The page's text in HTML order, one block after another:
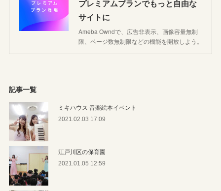
プレミアムプランでもっと自由な
サイトに
Ameba Owndで、広告非表示、画像容量無制
限、ページ数無制限などの機能を開放しよう。
記事一覧
ミキハウス 音楽絵本イベント
2021.02.03 17:09
江戸川区の保育園
2021.01.05 12:59